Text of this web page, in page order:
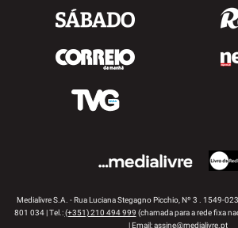
Medialivre S.A. - Rua Luciana Stegagno Picchio, Nº 3 . 1549-
801 034 | Tel.:(+351) 210 494 999 (chamada para a rede fixa
| Email:assine@medialivre.pt